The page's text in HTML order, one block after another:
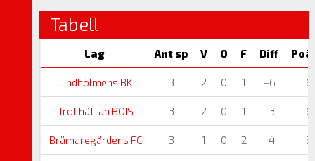
Tabell
Lag Ant sp V O F Diff
Lindholmens BK 3 2 0 1 +6 6
Trollhättan BOIS 3 2 0 1 +3 6
Brämaregårdens FC 3 1 0 2 -4 3